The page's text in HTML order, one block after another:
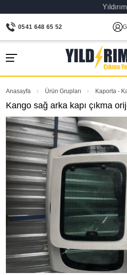
0541 648 65 52
Anasayfa Ürün Grupları Kaporta -
Kango sağ arka kapı çıkma